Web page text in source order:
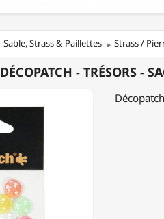
Sable, Strass & Paillettes Strass /
DÉCOPATCH - TRÉSORS -